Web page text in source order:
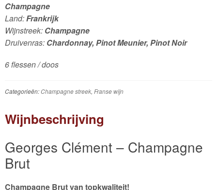
Champagne
Land:Frankrijk
Wijnstreek: Champagne
Druivenras: Chardonnay, Pinot Meunier, Pinot Noir
6 flessen / doos
Categorieën:Champagne streek, Franse wijn
Wijnbeschrijving
Georges Clément – Champagne
Brut
Champagne Brut van topkwaliteit!